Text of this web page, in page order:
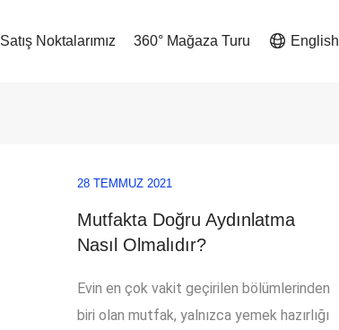
Satış Noktalarımız 360° Mağaza Turu English
28 TEMMUZ 2021
Mutfakta Doğru Aydınlatma
Nasıl Olmalıdır?
Evin en çok vakit geçirilen bölümlerinden
biri olan mutfak, yalnızca yemek hazırlığı